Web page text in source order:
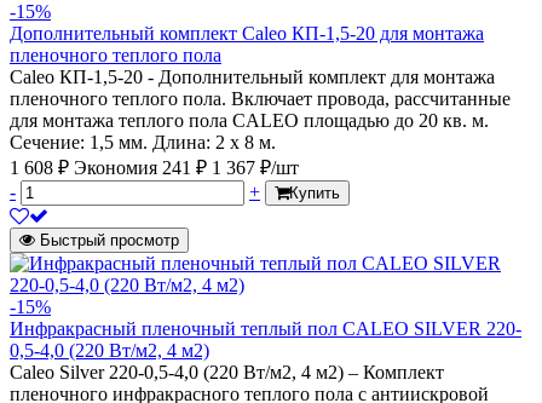
-15%
Дополнительный комплект Caleo КП-1,5-20 для монтажа
пленочного теплого пола
Caleo КП-1,5-20 - Дополнительный комплект для монтажа
пленочного теплого пола. Включает провода, рассчитанные
для монтажа теплого пола CALEO площадью до 20 кв. м.
Сечение: 1,5 мм. Длина: 2 х 8 м.
1 608 ₽ Экономия 241 ₽ 1 367 ₽/шт
-
+ Купить
Быстрый просмотр
-15%
Инфракрасный пленочный теплый пол CALEO SILVER 220-
0,5-4,0 (220 Вт/м2, 4 м2)
Caleo Silver 220-0,5-4,0 (220 Вт/м2, 4 м2) – Комплект
пленочного инфракрасного теплого пола с антиискровой